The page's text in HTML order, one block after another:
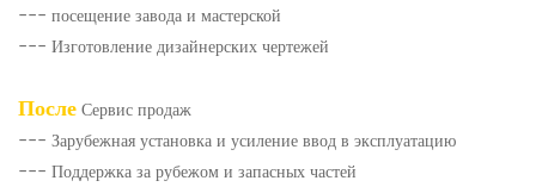
--- посещение завода и мастерской
--- Изготовление дизайнерских чертежей
ПослеСервис продаж
--- Зарубежная установка и усиление ввод в эксплуатацию
--- Поддержка за рубежом и запасных частей